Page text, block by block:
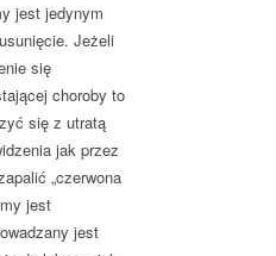
jest jedynym
Jeżeli
się
choroby to
się z utratą
jak przez
„czerwona
jest
jest